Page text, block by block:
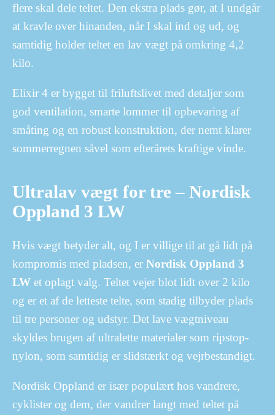
flere skal dele teltet. Den ekstra plads gør, at I undgår
at kravle over hinanden, når I skal ind og ud, og
samtidig holder teltet en lav vægt på omkring 4,2
kilo.
Elixir 4 er bygget til friluftslivet med detaljer som
god ventilation, smarte lommer til opbevaring af
småting og en robust konstruktion, der nemt klarer
sommerregnen såvel som efterårets kraftige vinde.
Ultralav vægt for tre – Nordisk
Oppland 3 LW
Hvis vægt betyder alt, og I er villige til at gå lidt på
kompromis med pladsen, er Nordisk Oppland 3
LW et oplagt valg. Teltet vejer blot lidt over 2 kilo
og er et af de letteste telte, som stadig tilbyder plads
til tre personer og udstyr. Det lave vægtniveau
skyldes brugen af ultralette materialer som ripstop-
nylon, som samtidig er slidstærkt og vejrbestandigt.
Nordisk Oppland er især populært hos vandrere,
cyklister og dem, der vandrer langt med teltet på